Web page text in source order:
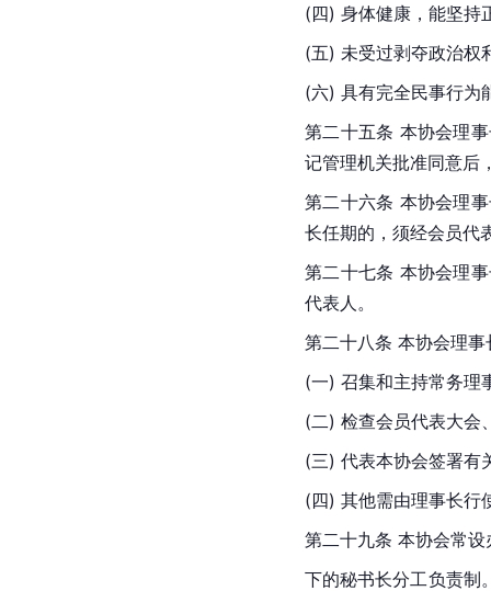
(四) 身体健康，能坚持
(五) 未受过剥夺政治权
(六) 具有完全民事行为
第二十五条 本协会理
记管理机关批准同意后
第二十六条 本协会理
长任期的，须经会员代
第二十七条 本协会理
代表人。
第二十八条 本协会理
(一) 召集和主持常务理
(二) 检查会员代表大会
(三) 代表本协会签署有
(四) 其他需由理事长行
第二十九条 本协会常
下的秘书长分工负责制